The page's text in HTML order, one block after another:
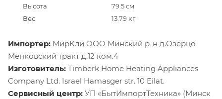
Высота
79.5 см
Вес
13.79 кг
Импортер: МирКли ООО Минский р-н д.Озерцо
Менковский тракт д.12 ком.4
Изготовитель: Timberk Home Heating Appliances
Company Ltd. Israel Hamasger str. 10 Eilat.
Сервисный центр: УП «БытИмпортТехника» (Минск